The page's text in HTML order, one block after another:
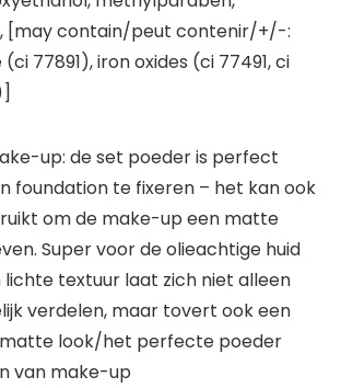
[may contain/peut contenir/+/-:
77891), iron oxides (ci 77491, ci
up: de set poeder is perfect
foundation te fixeren – het kan ook
om de make-up een matte
Super voor de olieachtige huid
lichte textuur laat zich niet alleen
verdelen, maar tovert ook een
look/het perfecte poeder
van make-up